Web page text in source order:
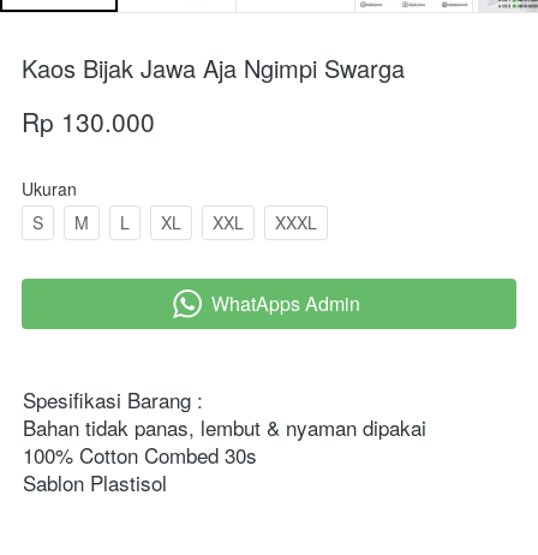
Kaos Bijak Jawa Aja Ngimpi Swarga
Rp 130.000
Ukuran
S
M L XL XXL XXXL
` WhatApps Admin
Spesifikasi Barang :
Bahan tidak panas, lembut & nyaman dipakai
100% Cotton Combed 30s
Sablon Plastisol